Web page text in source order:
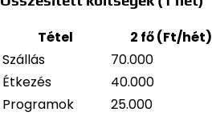
Tétel 2 fő (Ft/hét)
Szállás
70.000
Étkezés
40.000
Programok
25.000